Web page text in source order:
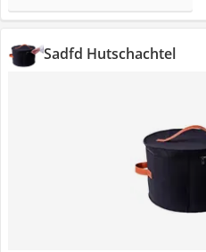
Sadfd Hutschachtel